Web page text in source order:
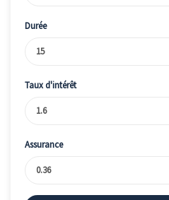
Durée
Taux d'intérêt
Assurance